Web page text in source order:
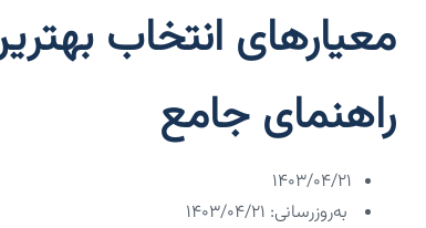
معیارهای انتخاب
راهنمای جامع
۱۴۰۳/۰۴/۲۱
به‌روزرسانی: ۱۴۰۳/۰۴/۲۱